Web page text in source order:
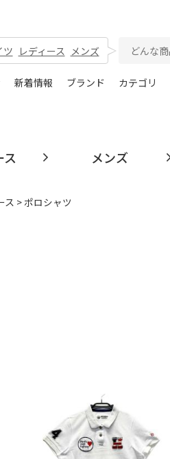
ツ レディース メンズ
新着情報 ブランド カテゴリ
ス メンズ
ス > ポロシャツ